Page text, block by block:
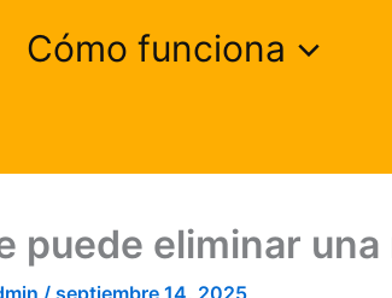
Cómo funciona
puede eliminar
/ septiembre 14, 2025